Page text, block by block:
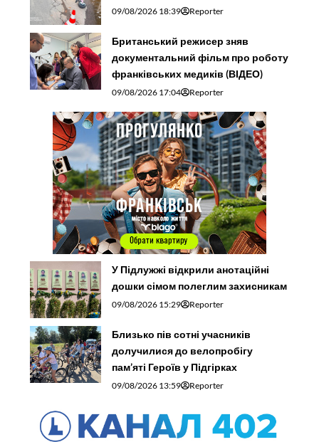
09/08/2026 18:39 Reporter
Британський режисер зняв
документальний фільм про роботу
франківських медиків (ВІДЕО)
09/08/2026 17:04 Reporter
У Підлужжі відкрили анотаційні
дошки сімом полеглим захисникам
09/08/2026 15:29 Reporter
Близько пів сотні учасників
долучилися до велопробігу
пам’яті Героїв у Підгірках
09/08/2026 13:59 Reporter